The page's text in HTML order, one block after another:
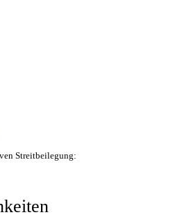
Streitbeilegung: